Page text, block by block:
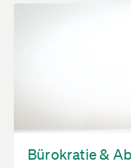
Bürokratie &